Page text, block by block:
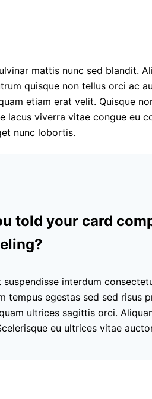
mattis nunc sed blandit.
quisque non tellus orci ac
etiam erat velit. Quisque
lacus viverra vitae congue eu
nunc lobortis.
told your card
suspendisse interdum
tempus egestas sed sed risus
ultrices sagittis orci.
eu ultrices vitae